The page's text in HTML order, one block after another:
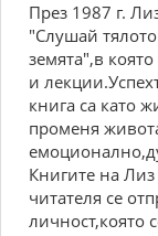
През 1987 г.
"Слушай
земята",в
и
книга са като
променя
Книгите на
читателя се
личност,която